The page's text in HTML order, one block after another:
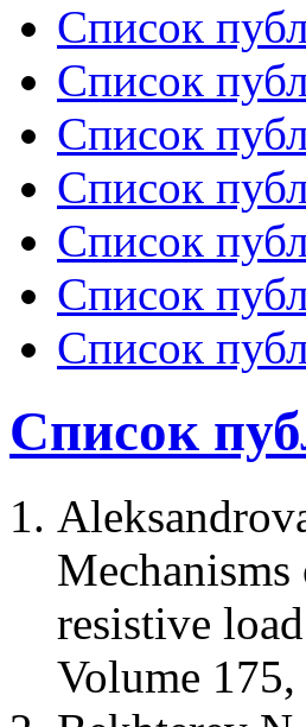
Список
Список
Список
Список
Список
Список
Список
Список
resistive
Volume